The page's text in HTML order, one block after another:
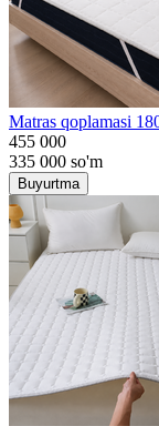
Matras qoplamasi
455 000
335 000 so'm
Buyurtma